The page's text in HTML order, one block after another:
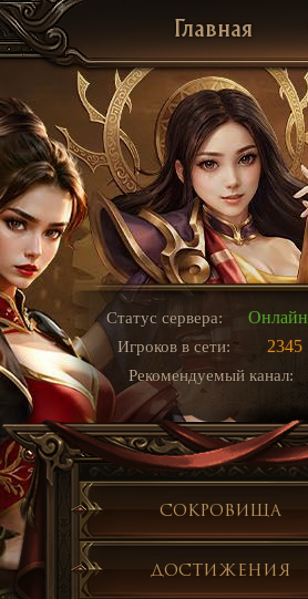
Главная
Статус сервера: Онлайн
Игроков в сети: 2345
Рекомендуемый канал:
Сокровища
Достижения